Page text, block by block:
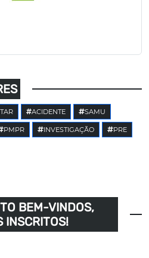
ACIDENTE SAMU
PMPR INVESTIGAÇÃO PRE
BEM-VINDOS,
INSCRITOS!